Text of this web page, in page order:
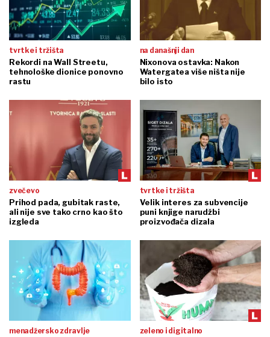
tvrtke i tržišta
Rekordi na Wall Streetu,
tehnološke dionice ponovno
rastu
na današnji dan
Nixonova ostavka: Nakon
Watergatea više ništa nije
bilo isto
zvečevo
Prihod pada, gubitak raste,
ali nije sve tako crno kao što
izgleda
tvrtke i tržišta
Velik interes za subvencije
puni knjige narudžbi
proizvođača dizala
menadžersko zdravlje zeleno i digitalno